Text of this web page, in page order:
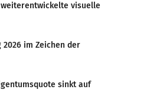
visuelle
2026 im Zeichen der
sinkt auf